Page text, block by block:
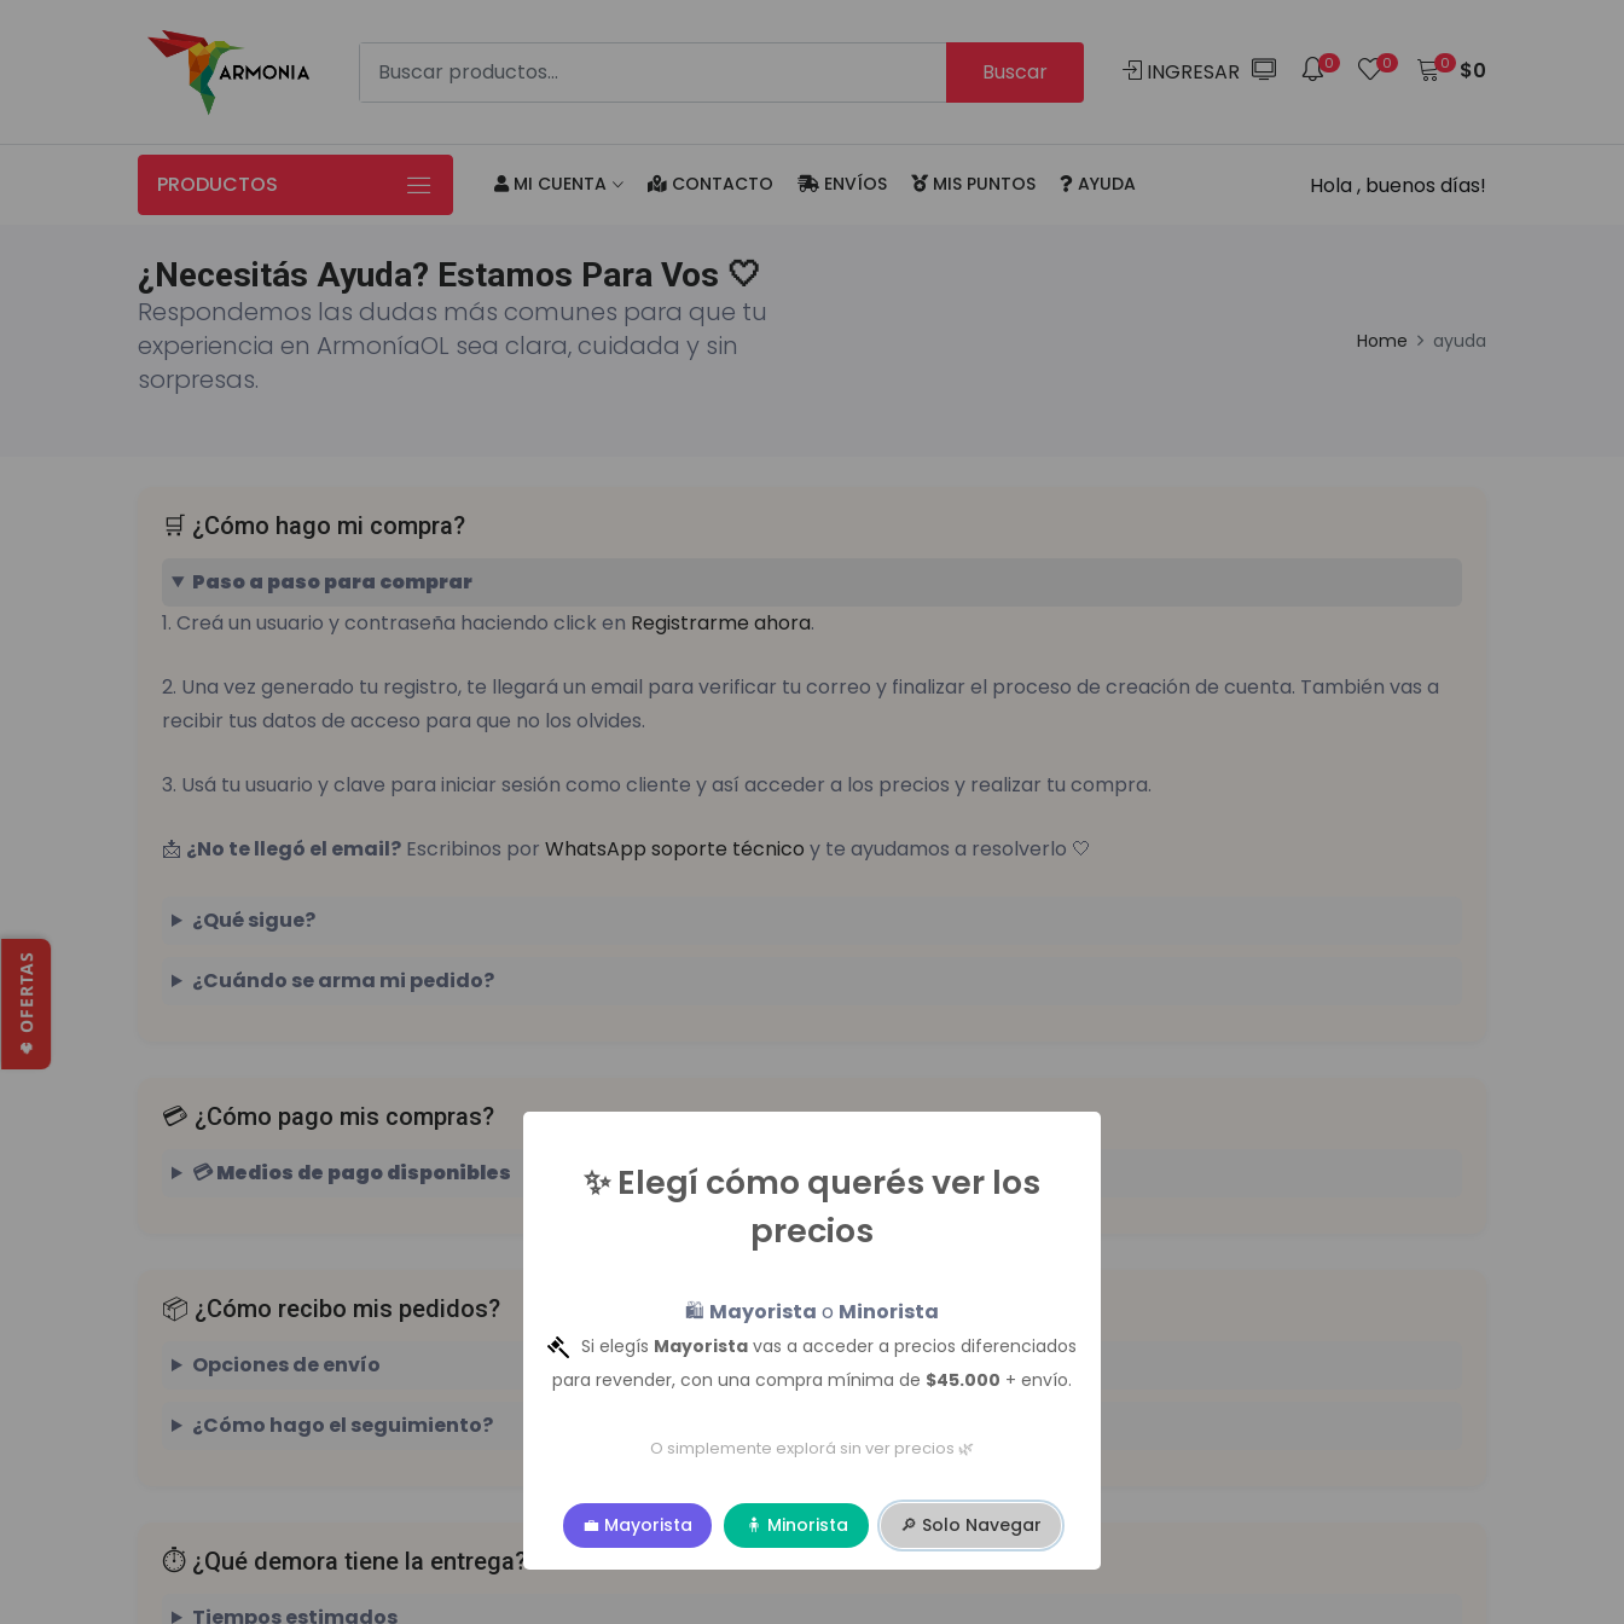
🔥 OFERTAS
Buscar INGRESAR 0 0 0 $0
PRODUCTOS MI CUENTA CONTACTO ENVÍOS MIS PUNTOS AYUDA Hola , buenos días!
¿Necesitás Ayuda? Estamos Para Vos 🤍
Respondemos las dudas más comunes para que tu
experiencia en ArmoníaOL sea clara, cuidada y sin
sorpresas.
Home ayuda
🛒 ¿Cómo hago mi compra?
Paso a paso para comprar
1. Creá un usuario y contraseña haciendo click en Registrarme ahora.
2. Una vez generado tu registro, te llegará un email para verificar tu correo y finalizar el proceso de creación de cuenta. También vas a
recibir tus datos de acceso para que no los olvides.
3. Usá tu usuario y clave para iniciar sesión como cliente y así acceder a los precios y realizar tu compra.
📩 ¿No te llegó el email? Escribinos por WhatsApp soporte técnico y te ayudamos a resolverlo 🤍
¿Qué sigue?
¿Cuándo se arma mi pedido?
💳 ¿Cómo pago mis compras?
💳 Medios de pago disponibles
📦 ¿Cómo recibo mis pedidos?
Opciones de envío
¿Cómo hago el seguimiento?
⏱️ ¿Qué demora tiene la entrega?
Tiempos estimados
✨ Elegí cómo querés ver los
precios
🛍️ Mayorista o Minorista
Si elegís Mayorista vas a acceder a precios diferenciados
para revender, con una compra mínima de $45.000 + envío.
O simplemente explorá sin ver precios 🌿
💼 Mayorista 🧍 Minorista 🔎 Solo Navegar